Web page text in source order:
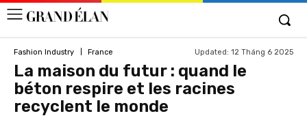
Fashion Industry France Updated: 12 Tháng 6 2025
La maison du futur : quand le
béton respire et les racines
recyclent le monde